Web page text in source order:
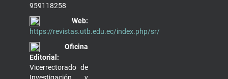
959118258
Web:
https://revistas.utb.edu.ec/index.php/sr/
Oficina
Editorial:
Vicerrectorado de